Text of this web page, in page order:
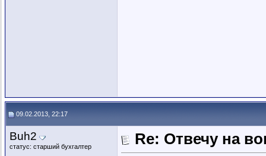
09.02.2013, 22:17
Buh2
статус: старший бухгалтер
Re: Отвечу на